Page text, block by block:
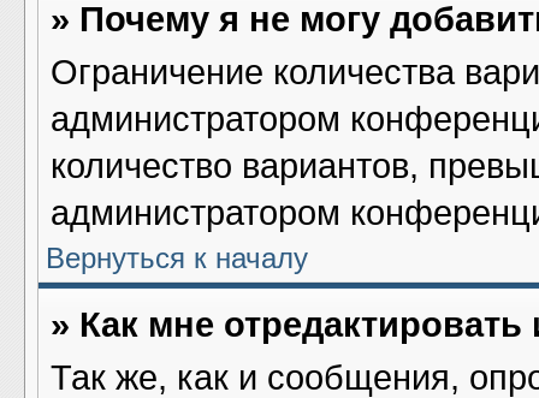
» Почему я не могу
Ограничение количества
администратором
количество вариантов,
администратором
Вернуться к началу
» Как мне
Так же, как и сообщения,